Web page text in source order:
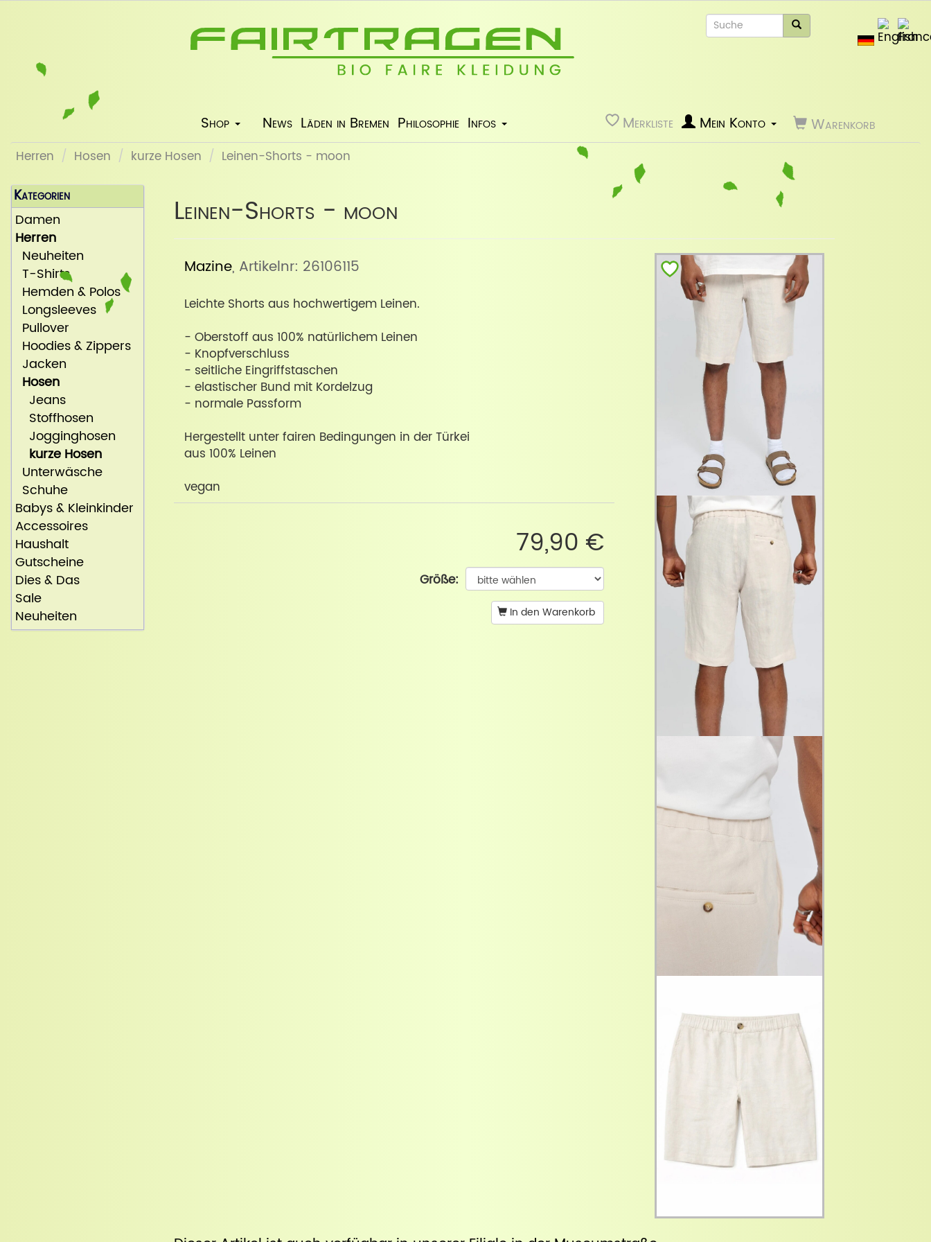
Shop News Läden in Bremen Philosophie Infos Merkliste Warenkorb
Mein Konto
Herren Hosen kurze Hosen Leinen-Shorts - moon
Leinen-Shorts - moon
Mazine, Artikelnr: 26106115
Leichte Shorts aus hochwertigem Leinen.
- Oberstoff aus 100% natürlichem Leinen
- Knopfverschluss
- seitliche Eingriffstaschen
- elastischer Bund mit Kordelzug
- normale Passform
Hergestellt unter fairen Bedingungen in der Türkei
aus 100% Leinen
vegan
79,90 €
Größe:
In den Warenkorb
Kategorien
Damen
Herren
Neuheiten
T-Shirts
Hemden & Polos
Longsleeves
Pullover
Hoodies & Zippers
Jacken
Hosen
Jeans
Stoffhosen
Jogginghosen
kurze Hosen
Unterwäsche
Schuhe
Babys & Kleinkinder
Accessoires
Haushalt
Gutscheine
Dies & Das
Sale
Neuheiten